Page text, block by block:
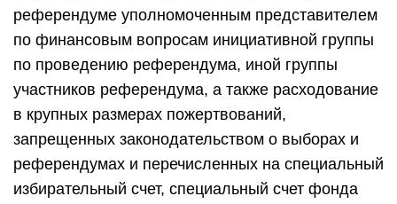
референдуме уполномоченным представителем
по финансовым вопросам инициативной группы
по проведению референдума, иной группы
участников референдума, а также расходование
в крупных размерах пожертвований,
запрещенных законодательством о выборах и
референдумах и перечисленных на специальный
избирательный счет, специальный счет фонда